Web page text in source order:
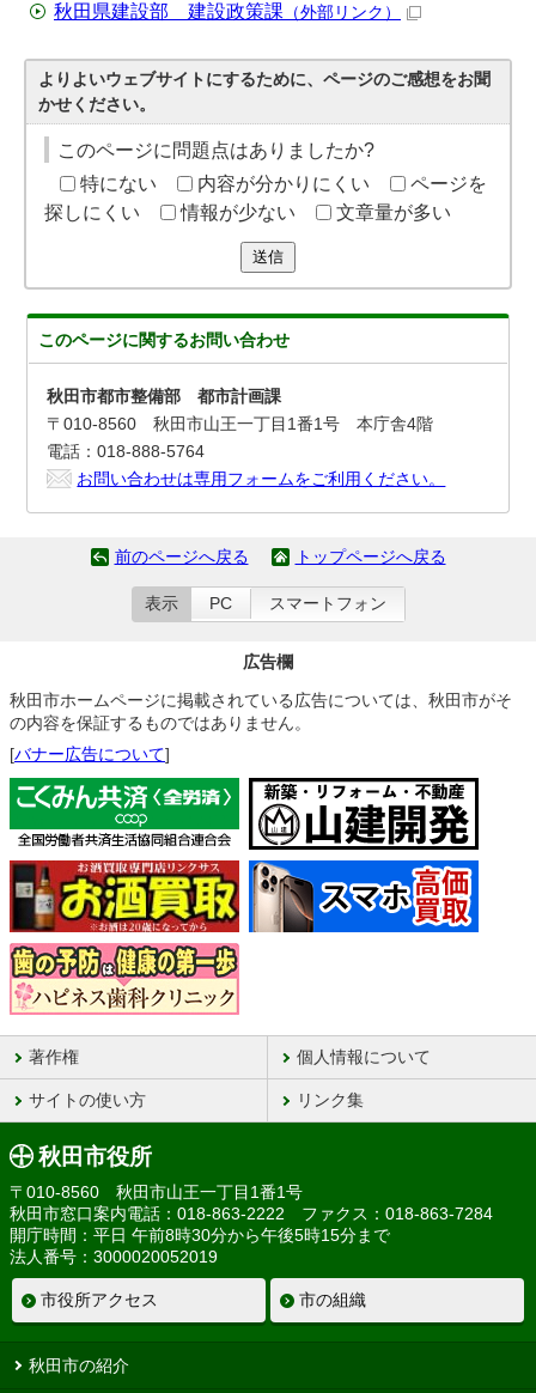
秋田県建設部 建設政策課 （外部リンク）
よりよいウェブサイトにするために、ページのご感想をお聞
かせください。
このページに問題点はありましたか?
特にない
内容が分かりにくい
ページを
探しにくい
情報が少ない 文章量が多い
送信
このページに関するお問い合わせ
秋田市都市整備部 都市計画課
〒010-8560 秋田市山王一丁目1番1号 本庁舎4階
電話：018-888-5764
お問い合わせは専用フォームをご利用ください。
前のページへ戻る トップページへ戻る
表示 PC スマートフォン
広告欄
秋田市ホームページに掲載されている広告については、秋田市がそ
の内容を保証するものではありません。
[バナー広告について]
著作権 個人情報について
サイトの使い方 リンク集
秋田市役所
〒010-8560 秋田市山王一丁目1番1号
秋田市窓口案内電話：018-863-2222 ファクス：018-863-7284
開庁時間：平日 午前8時30分から午後5時15分まで
法人番号：3000020052019
市役所アクセス 市の組織
秋田市の紹介